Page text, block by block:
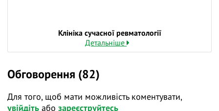
Клініка сучасної ревматології
Детальніше
Обговорення (82)
Для того, щоб мати можливість коментувати,
увійдіть або зареєструйтесь